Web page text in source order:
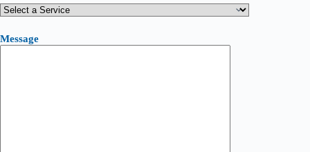
Message